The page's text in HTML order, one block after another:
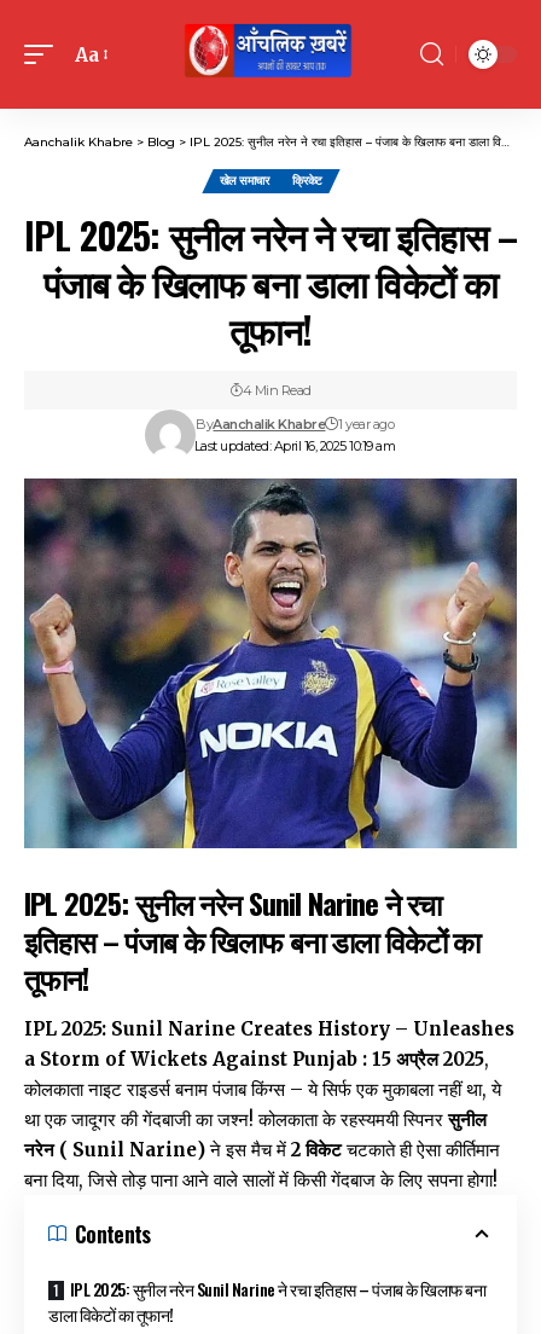
Font
Aa
Aanchalik Khabre > Blog > IPL 2025: सुनील नरेन ने रचा इतिहास – पंजाब के खिलाफ बना डाला विकेटों का तूफान!
खेल समाचार क्रिकेट
IPL 2025: सुनील नरेन ने रचा इतिहास –
पंजाब के खिलाफ बना डाला विकेटों का
तूफान!
Last updated: April 16, 2025 10:19 am
ByAanchalik Khabre 1 year ago
4 Min Read
IPL 2025: सुनील नरेन Sunil Narine ने रचा
इतिहास – पंजाब के खिलाफ बना डाला विकेटों का
तूफान!
IPL 2025: Sunil Narine Creates History – Unleashes
a Storm of Wickets Against Punjab : 15 अप्रैल 2025,
कोलकाता नाइट राइडर्स बनाम पंजाब किंग्स – ये सिर्फ एक मुकाबला नहीं था, ये
था एक जादूगर की गेंदबाजी का जश्न! कोलकाता के रहस्यमयी स्पिनरसुनील
नरेन( Sunil Narine)ने इस मैच में 2 विकेटचटकाते ही ऐसा कीर्तिमान
बना दिया, जिसे तोड़ पाना आने वाले सालों में किसी गेंदबाज के लिए सपना होगा!
Contents
IPL 2025: सुनील नरेन Sunil Narine ने रचा इतिहास – पंजाब के खिलाफ बना
डाला विकेटों का तूफान!